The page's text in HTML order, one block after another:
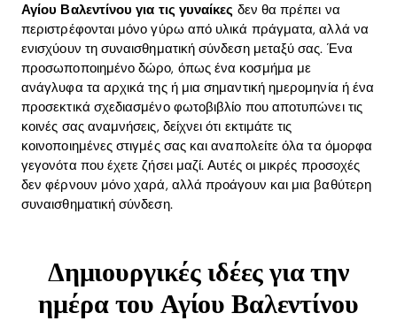
Αγίου Βαλεντίνου για τις γυναίκες δεν θα πρέπει να
περιστρέφονται μόνο γύρω από υλικά πράγματα, αλλά να
ενισχύουν τη συναισθηματική σύνδεση μεταξύ σας. Ένα
προσωποποιημένο δώρο, όπως ένα κοσμήμα με
ανάγλυφα τα αρχικά της ή μια σημαντική ημερομηνία ή ένα
προσεκτικά σχεδιασμένο φωτοβιβλίο που αποτυπώνει τις
κοινές σας αναμνήσεις, δείχνει ότι εκτιμάτε τις
κοινοποιημένες στιγμές σας και αναπολείτε όλα τα όμορφα
γεγονότα που έχετε ζήσει μαζί. Αυτές οι μικρές προσοχές
δεν φέρνουν μόνο χαρά, αλλά προάγουν και μια βαθύτερη
συναισθηματική σύνδεση.
Δημιουργικές ιδέες για την
ημέρα του Αγίου Βαλεντίνου